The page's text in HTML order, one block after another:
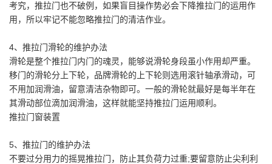
考究，推拉门也不破例，如果盲目操作势必会下降推拉门的运用作
用，所以牢记不能忽略推拉门的清洁作业。
4、推拉门滑轮的维护办法
滑轮是整个推拉门内门的魂灵，能够说滑轮身段虽小作用却严重。
移门的滑轮分上下轮，品牌滑轮的上下轮则选用滚针轴承滑动，可
不用加润滑油，留意清洁杂物即可。一般的滑轮就最好是每半年在
其滑动部位滴加润滑油，这样就能坚持推拉门运用顺利。
推拉门窗装置
5、推拉门的维护办法
不要过分用力的摇晃推拉门，防止其负荷力过重;要留意防止尖利利